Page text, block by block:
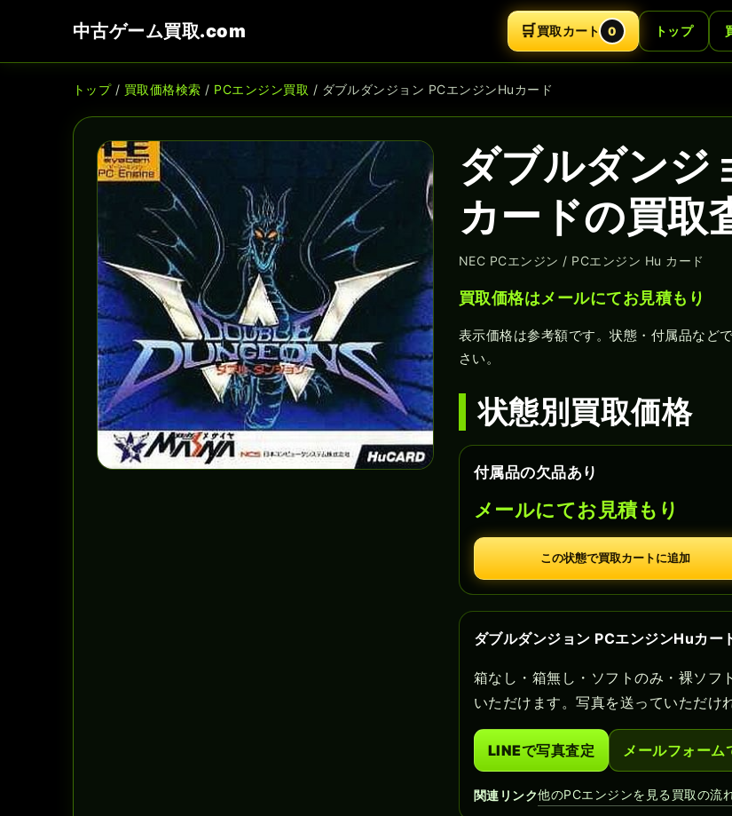
中古ゲーム買取.com 🛒買取カート 0 トップ
トップ/ 買取価格検索 / PCエンジン買取 / ダブルダンジョン PCエンジンHuカード
ダブルダンジ
カードの買取
NEC PCエンジン / PCエンジン Hu カード
買取価格はメールにてお見積もり
表示価格は参考額です。状態・付属品など
さい。
状態別買取価格
付属品の欠品あり
メールにてお見積もり
この状態で買取カートに追加
ダブルダンジョン PCエンジンHuカー
箱なし・箱無し・ソフトのみ・裸ソフ
いただけます。写真を送っていただけ
LINEで写真査定 メールフォーム
関連リンク他のPCエンジンを見る買取の流